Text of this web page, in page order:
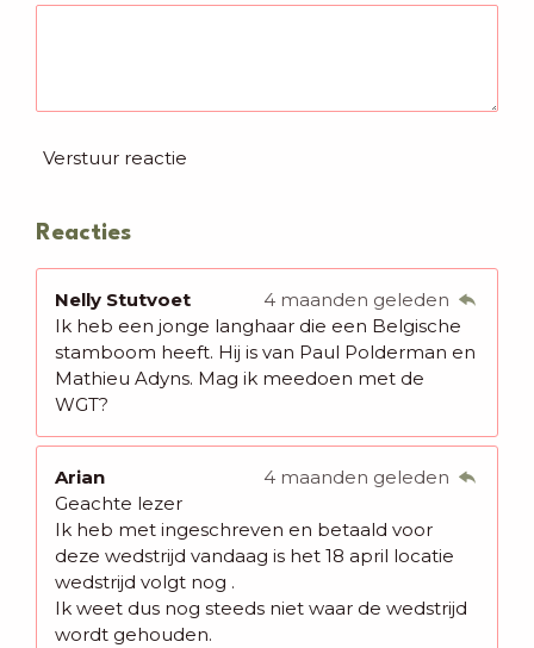
Verstuur reactie
Reacties
Nelly Stutvoet
4 maanden geleden
Ik heb een jonge langhaar die een Belgische
stamboom heeft. Hij is van Paul Polderman en
Mathieu Adyns. Mag ik meedoen met de
WGT?
Arian
4 maanden geleden
Geachte lezer
Ik heb met ingeschreven en betaald voor
deze wedstrijd vandaag is het 18 april locatie
wedstrijd volgt nog .
Ik weet dus nog steeds niet waar de wedstrijd
wordt gehouden.